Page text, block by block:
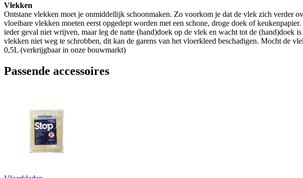
Vlekken
Ontstane vlekken moet je onmiddellijk schoonmaken. Zo voorkom je dat de vlek zich verder
vloeibare vlekken moeten eerst opgedept worden met een schone, droge doek of
ieder geval niet wrijven, maar leg de natte (hand)doek op de vlek en wacht tot de
vlekken niet weg te schrobben, dit kan de garens van het vloerkleed beschadigen. Mocht de
0,5L (verkrijgbaar in onze bouwmarkt)
Passende accessoires